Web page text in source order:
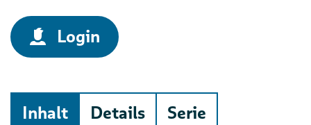
Login
Inhalt Details Serie